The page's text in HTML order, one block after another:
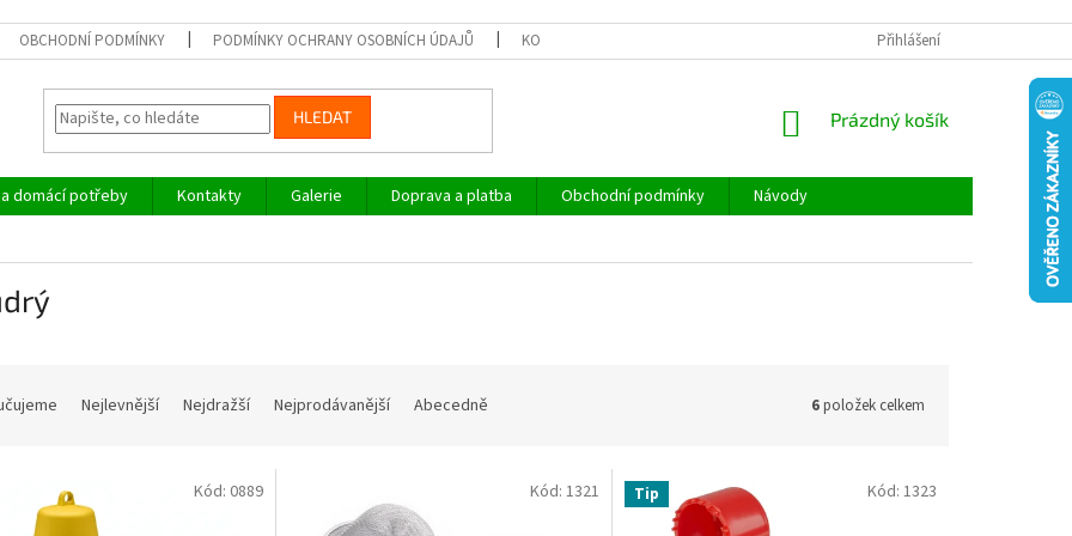
OBCHODNÍ PODMÍNKY PODMÍNKY OCHRANY OSOBNÍCH ÚDAJŮ KONTAKTY DOPRAVA A PLATBA
Přihlášení
HLEDAT
NÁKUPNÍ
Prázdný košík
a domácí potřeby Kontakty Galerie Doprava a platba Obchodní podmínky
Návody
Nejlevnější Nejdražší Nejprodávanější Abecedně 6položek celkem
Kód: 0889 Kód: 1321 Tip Kód: 1323